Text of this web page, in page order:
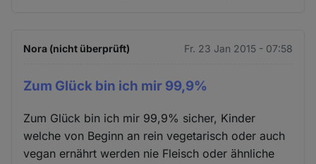
Nora (nicht überprüft) Fr. 23 Jan 2015 - 07:58
Zum Glück bin ich mir 99,9%
Zum Glück bin ich mir 99,9% sicher, Kinder
welche von Beginn an rein vegetarisch oder auch
vegan ernährt werden nie Fleisch oder ähnliche